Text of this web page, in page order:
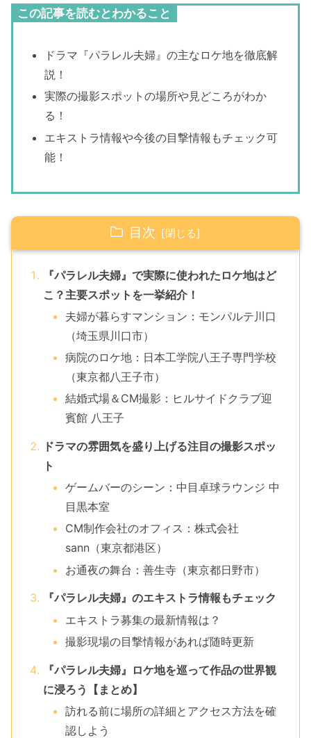
この記事を読むとわかること
ドラマ『パラレル夫婦』の主なロケ地を徹底解
説！
実際の撮影スポットの場所や見どころがわか
る！
エキストラ情報や今後の目撃情報もチェック可
能！
目次
『パラレル夫婦』で実際に使われたロケ地はど
こ？主要スポットを一挙紹介！
夫婦が暮らすマンション：モンパルテ川口
（埼玉県川口市）
病院のロケ地：日本工学院八王子専門学校
（東京都八王子市）
結婚式場＆CM撮影：ヒルサイドクラブ迎
賓館 八王子
ドラマの雰囲気を盛り上げる注目の撮影スポッ
ト
ゲームバーのシーン：中目卓球ラウンジ 中
目黒本室
CM制作会社のオフィス：株式会社
sann（東京都港区）
お通夜の舞台：善生寺（東京都日野市）
『パラレル夫婦』のエキストラ情報もチェック
エキストラ募集の最新情報は？
撮影現場の目撃情報があれば随時更新
『パラレル夫婦』ロケ地を巡って作品の世界観
に浸ろう【まとめ】
訪れる前に場所の詳細とアクセス方法を確
認しよう